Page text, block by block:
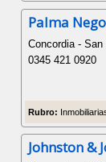
Palma
Concordia - San
0345 421 0920
Rubro:
Johnston &